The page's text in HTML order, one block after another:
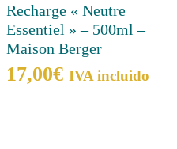
Recharge « Neutre
Essentiel » – 500ml –
Maison Berger
17,00€ IVA incluido